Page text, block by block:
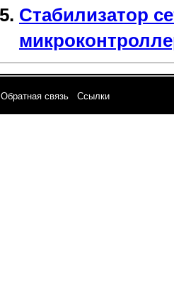
Стабилизатор
Обратная связь Ссылки